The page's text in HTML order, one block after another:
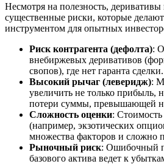
Несмотря на полезность, деривативы
существенные риски, которые
инструментом для опытных
Риск контрагента (дефолта):
внебиржевых деривативов
свопов), где нет гаранта сделки.
Высокий рычаг (леверидж):
увеличить не только прибыль,
потери суммы, превышающей
Сложность оценки:
(например, экзотических
множества факторов и сложно
Рыночный риск: Ошибочный
базового актива ведет к